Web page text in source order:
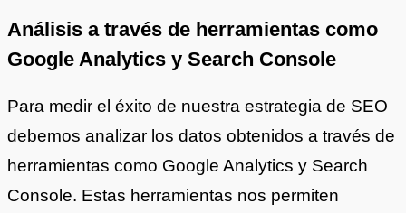
Análisis a través de herramientas como
Google Analytics y Search Console
Para medir el éxito de nuestra estrategia de SEO
debemos analizar los datos obtenidos a través de
herramientas como Google Analytics y Search
Console. Estas herramientas nos permiten